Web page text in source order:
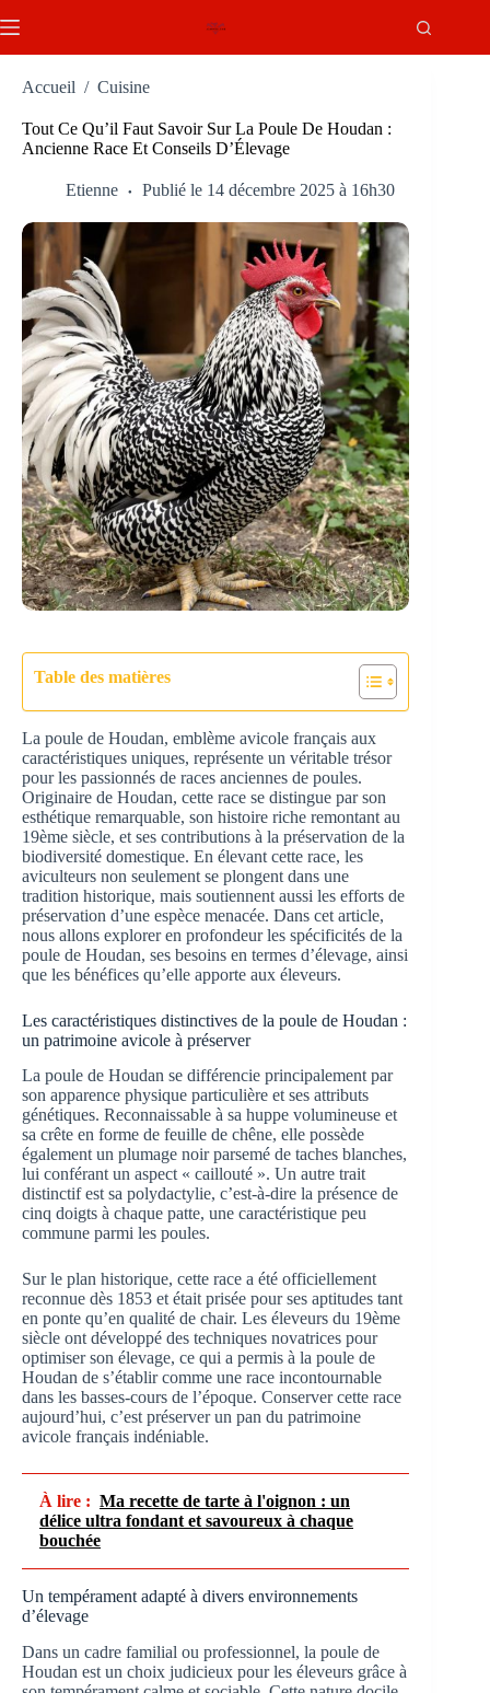
au
Accueil / Cuisine
Tout Ce Qu’il Faut Savoir Sur La Poule De Houdan :
Ancienne Race Et Conseils D’Élevage
Etienne Publié le 14 décembre 2025 à 16h30
Table des matières
La poule de Houdan, emblème avicole français aux
caractéristiques uniques, représente un véritable trésor
pour les passionnés de races anciennes de poules.
Originaire de Houdan, cette race se distingue par son
esthétique remarquable, son histoire riche remontant au
19ème siècle, et ses contributions à la préservation de la
biodiversité domestique. En élevant cette race, les
aviculteurs non seulement se plongent dans une
tradition historique, mais soutiennent aussi les efforts de
préservation d’une espèce menacée. Dans cet article,
nous allons explorer en profondeur les spécificités de la
poule de Houdan, ses besoins en termes d’élevage, ainsi
que les bénéfices qu’elle apporte aux éleveurs.
Les caractéristiques distinctives de la poule de Houdan :
un patrimoine avicole à préserver
La poule de Houdan se différencie principalement par
son apparence physique particulière et ses attributs
génétiques. Reconnaissable à sa huppe volumineuse et
sa crête en forme de feuille de chêne, elle possède
également un plumage noir parsemé de taches blanches,
lui conférant un aspect « caillouté ». Un autre trait
distinctif est sa polydactylie, c’est-à-dire la présence de
cinq doigts à chaque patte, une caractéristique peu
commune parmi les poules.
Sur le plan historique, cette race a été officiellement
reconnue dès 1853 et était prisée pour ses aptitudes tant
en ponte qu’en qualité de chair. Les éleveurs du 19ème
siècle ont développé des techniques novatrices pour
optimiser son élevage, ce qui a permis à la poule de
Houdan de s’établir comme une race incontournable
dans les basses-cours de l’époque. Conserver cette race
aujourd’hui, c’est préserver un pan du patrimoine
avicole français indéniable.
À lire : Ma recette de tarte à l'oignon : un
délice ultra fondant et savoureux à chaque
bouchée
Un tempérament adapté à divers environnements
d’élevage
Dans un cadre familial ou professionnel, la poule de
Houdan est un choix judicieux pour les éleveurs grâce à